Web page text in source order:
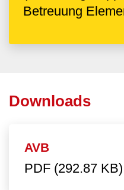
Betreuung
Downloads
AVB
PDF (292.87 KB)